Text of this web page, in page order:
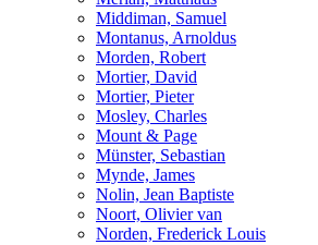
Middiman, Samuel
Montanus, Arnoldus
Morden, Robert
Mortier, David
Mortier, Pieter
Mosley, Charles
Mount & Page
Münster, Sebastian
Mynde, James
Nolin, Jean Baptiste
Noort, Olivier van
Norden, Frederick Louis